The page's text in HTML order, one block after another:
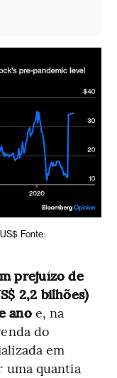
Fonte:
prejuízo de
2,2 bilhões)
anoe, na
do
em
uma quantia